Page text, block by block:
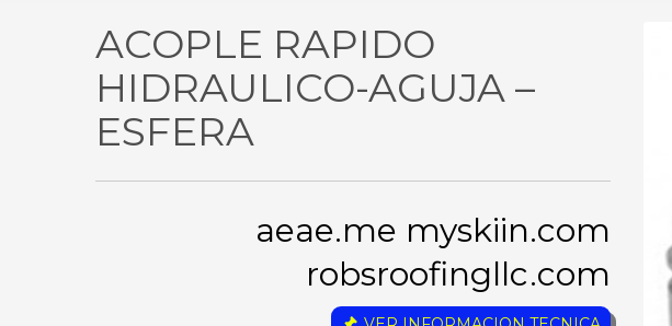
ACOPLE RAPIDO
HIDRAULICO-AGUJA –
ESFERA
aeae.me myskiin.com
robsroofingllc.com